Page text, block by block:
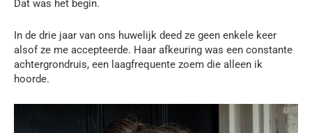
Dat was het begin.
In de drie jaar van ons huwelijk deed ze geen enkele keer
alsof ze me accepteerde. Haar afkeuring was een constante
achtergrondruis, een laagfrequente zoem die alleen ik
hoorde.